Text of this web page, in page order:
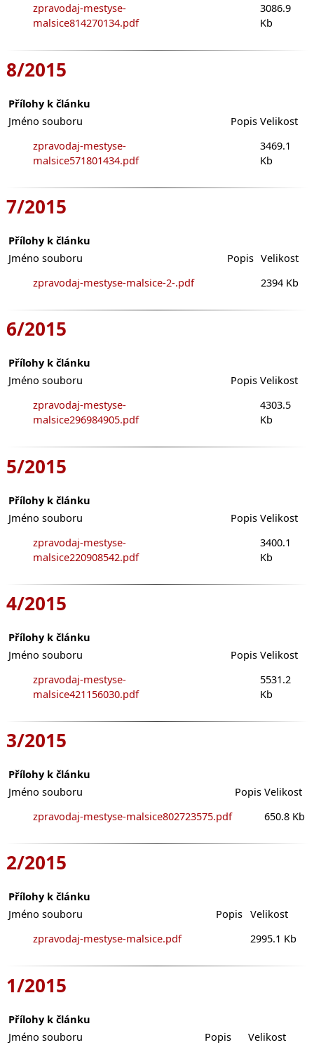
zpravodaj-mestyse-
malsice814270134.pdf
3086.9
Kb
8/2015
Přílohy k článku
Jméno souboru
Popis Velikost
zpravodaj-mestyse-
malsice571801434.pdf
3469.1
Kb
7/2015
Přílohy k článku
Jméno souboru
Popis Velikost
zpravodaj-mestyse-malsice-2-.pdf
2394 Kb
6/2015
Přílohy k článku
Jméno souboru
Popis Velikost
zpravodaj-mestyse-
malsice296984905.pdf
4303.5
Kb
5/2015
Přílohy k článku
Jméno souboru
Popis Velikost
zpravodaj-mestyse-
malsice220908542.pdf
3400.1
Kb
4/2015
Přílohy k článku
Jméno souboru
Popis Velikost
zpravodaj-mestyse-
malsice421156030.pdf
5531.2
Kb
3/2015
Přílohy k článku
Jméno souboru
Popis Velikost
zpravodaj-mestyse-malsice802723575.pdf
650.8 Kb
2/2015
Přílohy k článku
Jméno souboru
Popis Velikost
zpravodaj-mestyse-malsice.pdf
2995.1 Kb
1/2015
Přílohy k článku
Jméno souboru
Popis Velikost